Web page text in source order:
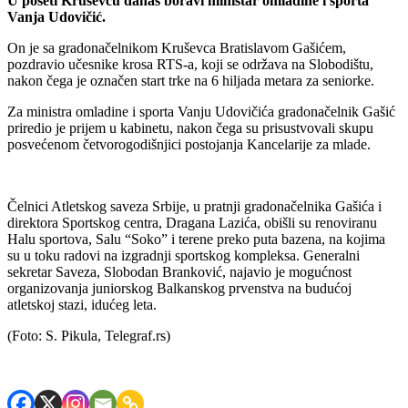
Vanja Udovičić.
On je sa gradonačelnikom Kruševca Bratislavom Gašićem,
pozdravio učesnike krosa RTS-a, koji se održava na Slobodištu,
nakon čega je označen start trke na 6 hiljada metara za seniorke.
Za ministra omladine i sporta Vanju Udovičića gradonačelnik Gašić
priredio je prijem u kabinetu, nakon čega su prisustvovali skupu
posvećenom četvorogodišnjici postojanja Kancelarije za mlade.
Čelnici Atletskog saveza Srbije, u pratnji gradonačelnika Gašića i
direktora Sportskog centra, Dragana Lazića, obišli su renoviranu
Halu sportova, Salu “Soko” i terene preko puta bazena, na kojima
su u toku radovi na izgradnji sportskog kompleksa. Generalni
sekretar Saveza, Slobodan Branković, najavio je mogućnost
organizovanja juniorskog Balkanskog prvenstva na budućoj
atletskoj stazi, idućeg leta.
(Foto: S. Pikula, Telegraf.rs)